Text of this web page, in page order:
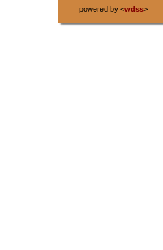
powered by <wdss>